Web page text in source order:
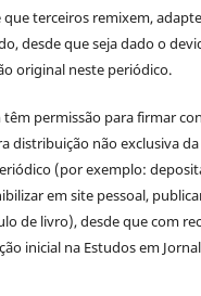
que terceiros remixem,
desde que seja dado o
original neste periódico.
permissão para firmar
distribuição não exclusiva
(por exemplo:
em site pessoal,
de livro), desde que com
inicial na Estudos em